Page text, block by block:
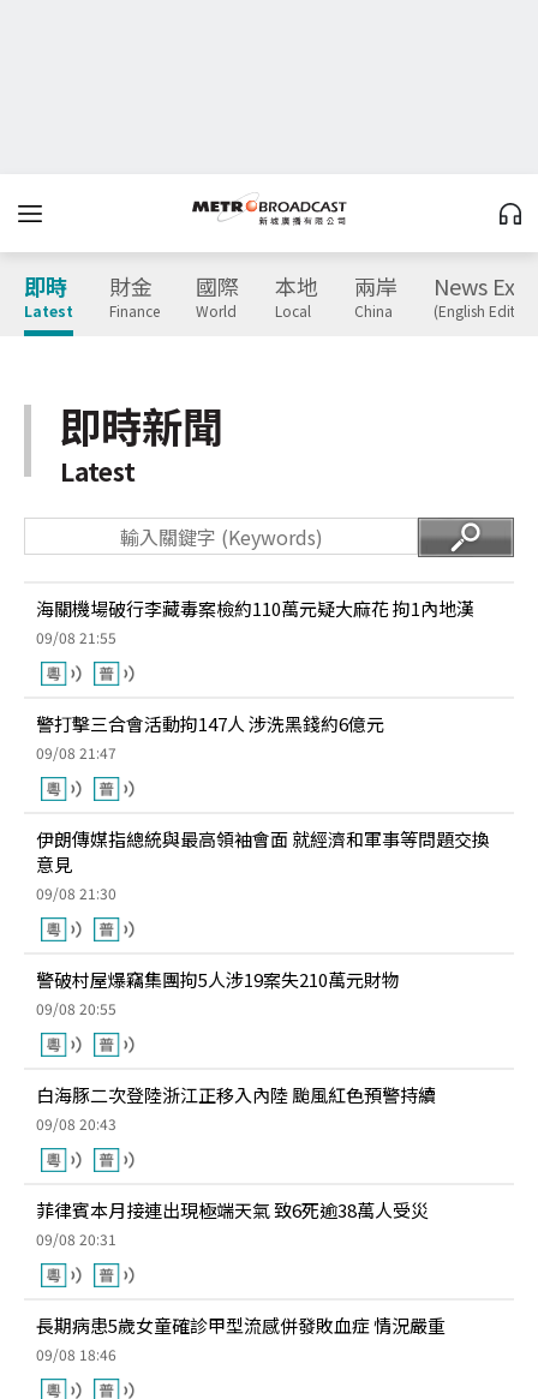
即時
Latest
財金
Finance
國際
World
本地
Local
兩岸
China
News
(English
即時新聞
Latest
海關機場破行李藏毒案檢約110萬元疑大麻花 拘1內地漢
09/08 21:55
警打擊三合會活動拘147人 涉洗黑錢約6億元
09/08 21:47
伊朗傳媒指總統與最高領袖會面 就經濟和軍事等問題交換
意見
09/08 21:30
警破村屋爆竊集團拘5人涉19案失210萬元財物
09/08 20:55
白海豚二次登陸浙江正移入內陸 颱風紅色預警持續
09/08 20:43
菲律賓本月接連出現極端天氣 致6死逾38萬人受災
09/08 20:31
長期病患5歲女童確診甲型流感併發敗血症 情況嚴重
09/08 18:46